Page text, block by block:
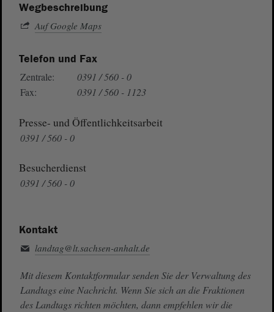
Wegbeschreibung
Auf Google Maps
Telefon und Fax
Zentrale:
0391 / 560 - 0
Fax:
0391 / 560 - 1123
Presse- und Öffentlichkeitsarbeit
0391 / 560 - 0
Besucherdienst
0391 / 560 - 0
Kontakt
landtag@lt.sachsen-anhalt.de
Mit diesem Kontaktformular senden Sie der Verwaltung des
Landtags eine Nachricht. Wenn Sie sich an die Fraktionen
des Landtags richten möchten, dann empfehlen wir die